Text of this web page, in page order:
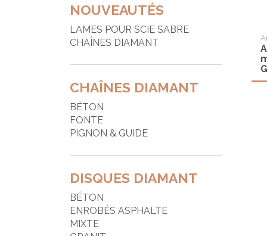
NOUVEAUTÉS
LAMES POUR SCIE SABRE
CHAÎNES DIAMANT
CHAÎNES DIAMANT
BÉTON
FONTE
PIGNON & GUIDE
DISQUES DIAMANT
BÉTON
ENROBÉS ASPHALTE
MIXTE